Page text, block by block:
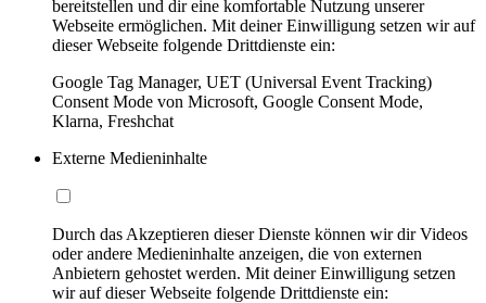
bereitstellen und dir eine komfortable Nutzung unserer
Webseite ermöglichen. Mit deiner Einwilligung setzen wir auf
dieser Webseite folgende Drittdienste ein:
Google Tag Manager, UET (Universal Event Tracking)
Consent Mode von Microsoft, Google Consent Mode,
Klarna, Freshchat
Externe Medieninhalte
Durch das Akzeptieren dieser Dienste können wir dir Videos
oder andere Medieninhalte anzeigen, die von externen
Anbietern gehostet werden. Mit deiner Einwilligung setzen
wir auf dieser Webseite folgende Drittdienste ein: